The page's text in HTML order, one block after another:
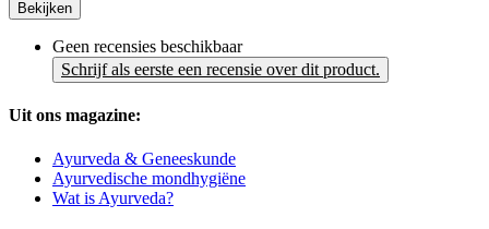
Bekijken
Geen recensies beschikbaar
Schrijf als eerste een recensie over dit product.
Uit ons magazine:
Ayurveda & Geneeskunde
Ayurvedische mondhygiëne
Wat is Ayurveda?